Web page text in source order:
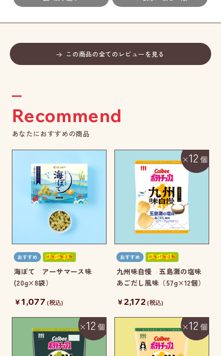
この商品の全てのレビューを見る
Recommend
あなたにおすすめの商品
海ぽて アーサマース味
(20g×8袋）
￥1,077 (税込)
九州味自慢 五島灘の塩味
あごだし風味（57g×12個）
￥2,172 (税込)